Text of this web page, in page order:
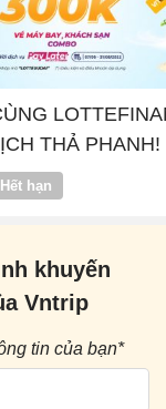
THẢ PHANH!
Hết hạn
khuyến
Vntrip
tin của bạn*